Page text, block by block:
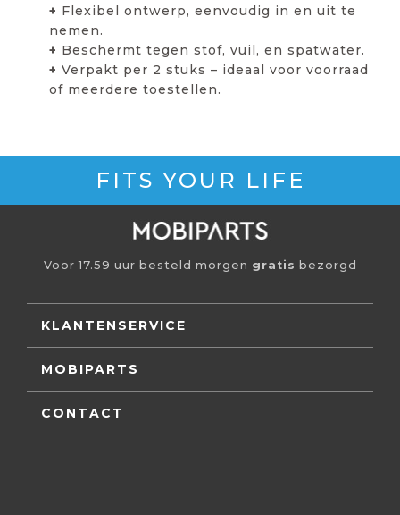
+ Flexibel ontwerp, eenvoudig in en uit te
nemen.
+ Beschermt tegen stof, vuil, en spatwater.
+ Verpakt per 2 stuks – ideaal voor voorraad
of meerdere toestellen.
FITS YOUR LIFE
Voor 17.59 uur besteld morgen gratis bezorgd
KLANTENSERVICE
MOBIPARTS
CONTACT